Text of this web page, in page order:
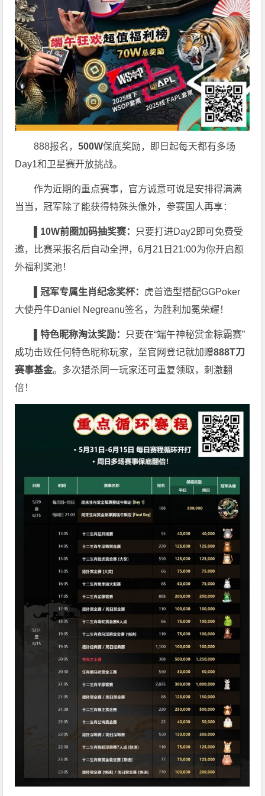
888报名，500W保底奖励，即日起每天都有多场
Day1和卫星赛开放挑战。
作为近期的重点赛事，官方诚意可说是安排得满满
当当，冠军除了能获得特殊头像外，参赛国人再享：
▌10W前圈加码抽奖赛： 只要打进Day2即可免费受
邀，比赛采报名后自动全押，6月21日21:00为你开启额
外福利奖池！
▌冠军专属生肖纪念奖杯： 虎首造型搭配GGPoker
大使丹牛Daniel Negreanu签名，为胜利加冕荣耀！
▌特色昵称淘汰奖励： 只要在“端午神秘赏金粽霸赛”
成功击败任何特色昵称玩家，至官网登记就加赠888T刀
赛事基金。多次猎杀同一玩家还可重复领取，刺激翻
倍！